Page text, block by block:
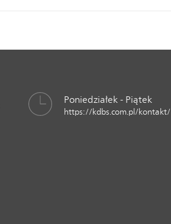
Poniedziałek - Piątek
https://kdbs.com.pl/kontakt/